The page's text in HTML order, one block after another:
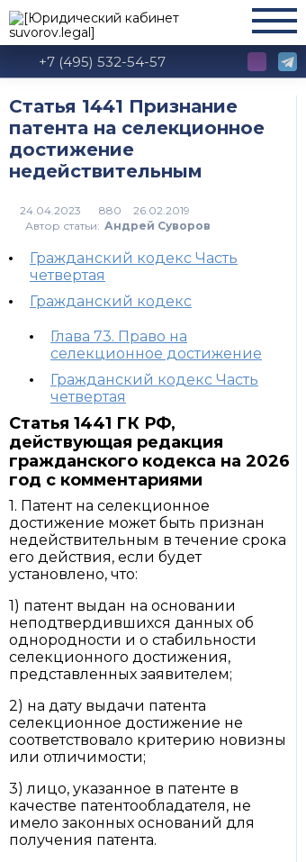
+7 (495) 532-54-57
Статья 1441 Признание
патента на селекционное
достижение
недействительным
880
Автор статьи: Андрей Суворов
Гражданский кодекс Часть
четвертая
Гражданский кодекс
Глава 73. Право на
селекционное достижение
Гражданский кодекс Часть
четвертая
Статья 1441 ГК РФ,
действующая редакция
гражданского кодекса на 2026
год с комментариями
1. Патент на селекционное
достижение может быть признан
недействительным в течение срока
его действия, если будет
установлено, что:
1) патент выдан на основании
неподтвердившихся данных об
однородности и о стабильности
селекционного достижения,
представленных заявителем;
2) на дату выдачи патента
селекционное достижение не
соответствовало критерию новизны
или отличимости;
3) лицо, указанное в патенте в
качестве патентообладателя, не
имело законных оснований для
получения патента.